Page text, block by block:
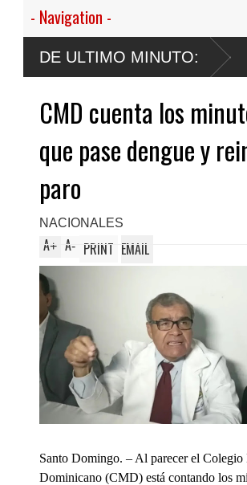
DE ULTIMO MINUTO:
extranjeros en condición migratoria irregular
CMD cuenta los
que pase dengue y
paro
NACIONALES
A+ A- PRINT EMAIL
Santo Domingo. – Al parecer el Colegio
Dominicano (CMD) está contando los